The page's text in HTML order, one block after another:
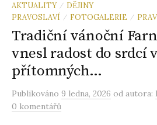
AKTUALITY / DĚJINY
PRAVOSLAVÍ
/ FOTOGALERIE /
Tradiční vánoční
vnesl radost do srdcí
přítomných…
Publikováno 9 ledna, 2026 od autora:
0 komentářů